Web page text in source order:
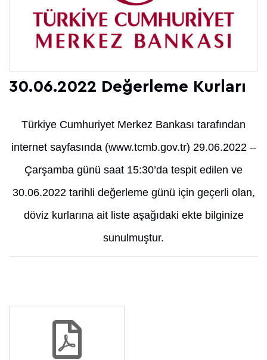
30.06.2022 Değerleme Kurları
Türkiye Cumhuriyet Merkez Bankası tarafından
internet sayfasında (www.tcmb.gov.tr) 29.06.2022 –
Çarşamba günü saat 15:30’da tespit edilen ve
30.06.2022 tarihli değerleme günü için geçerli olan,
döviz kurlarına ait liste aşağıdaki ekte bilginize
sunulmuştur.